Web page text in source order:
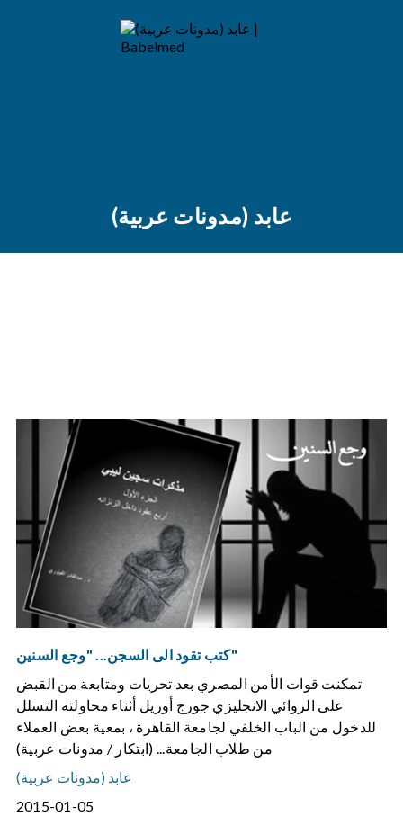
عابد (مدونات عربية)
كتب تقود الى السجن... "وجع السنين"
تمكنت قوات الأمن المصري بعد تحريات ومتابعة من القبض
على الروائي الانجليزي جورج أوريل أثناء محاولته التسلل
للدخول من الباب الخلفي لجامعة القاهرة ، بمعية بعض العملاء
من طلاب الجامعة... (ابتكار / مدونات عربية)
عابد (مدونات عربية)
2015-01-05